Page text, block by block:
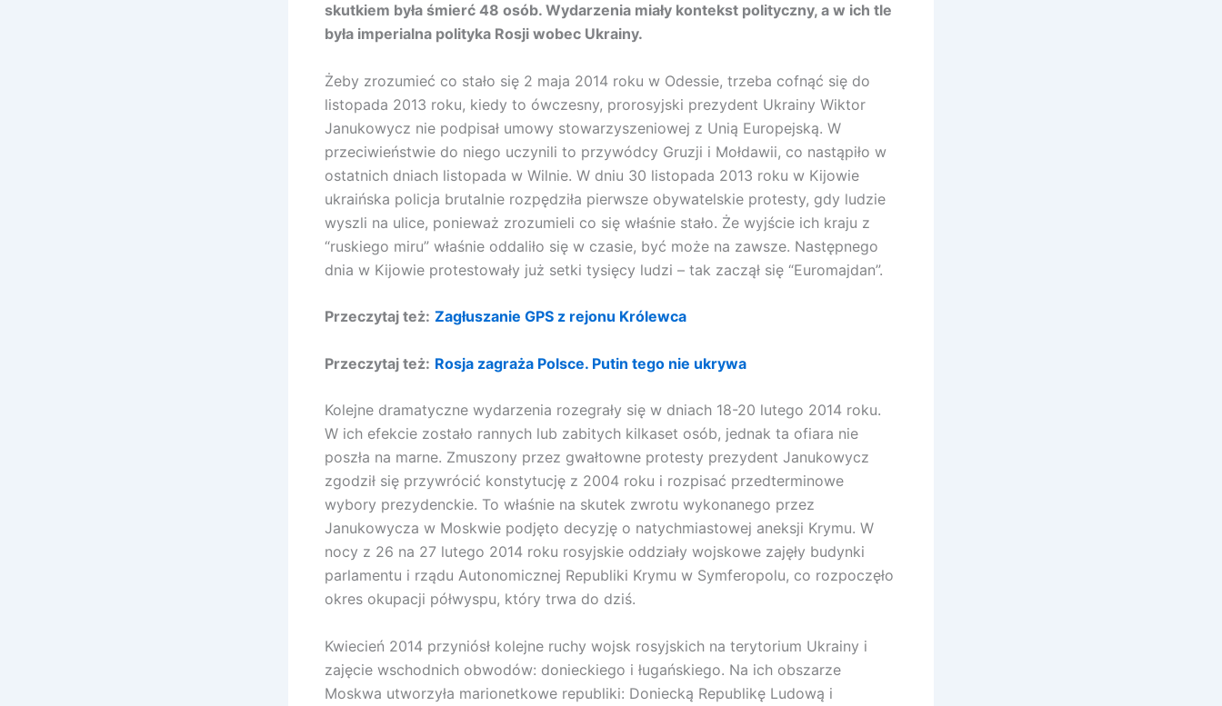
skutkiem była śmierć 48 osób. Wydarzenia miały kontekst polityczny, a w ich tle
była imperialna polityka Rosji wobec Ukrainy.
Żeby zrozumieć co stało się 2 maja 2014 roku w Odessie, trzeba cofnąć się do
listopada 2013 roku, kiedy to ówczesny, prorosyjski prezydent Ukrainy Wiktor
Janukowycz nie podpisał umowy stowarzyszeniowej z Unią Europejską. W
przeciwieństwie do niego uczynili to przywódcy Gruzji i Mołdawii, co nastąpiło w
ostatnich dniach listopada w Wilnie. W dniu 30 listopada 2013 roku w Kijowie
ukraińska policja brutalnie rozpędziła pierwsze obywatelskie protesty, gdy ludzie
wyszli na ulice, ponieważ zrozumieli co się właśnie stało. Że wyjście ich kraju z
“ruskiego miru” właśnie oddaliło się w czasie, być może na zawsze. Następnego
dnia w Kijowie protestowały już setki tysięcy ludzi – tak zaczął się “Euromajdan”.
Przeczytaj też: Zagłuszanie GPS z rejonu Królewca
Przeczytaj też: Rosja zagraża Polsce. Putin tego nie ukrywa
Kolejne dramatyczne wydarzenia rozegrały się w dniach 18-20 lutego 2014 roku.
W ich efekcie zostało rannych lub zabitych kilkaset osób, jednak ta ofiara nie
poszła na marne. Zmuszony przez gwałtowne protesty prezydent Janukowycz
zgodził się przywrócić konstytucję z 2004 roku i rozpisać przedterminowe
wybory prezydenckie. To właśnie na skutek zwrotu wykonanego przez
Janukowycza w Moskwie podjęto decyzję o natychmiastowej aneksji Krymu. W
nocy z 26 na 27 lutego 2014 roku rosyjskie oddziały wojskowe zajęły budynki
parlamentu i rządu Autonomicznej Republiki Krymu w Symferopolu, co rozpoczęło
okres okupacji półwyspu, który trwa do dziś.
Kwiecień 2014 przyniósł kolejne ruchy wojsk rosyjskich na terytorium Ukrainy i
zajęcie wschodnich obwodów: donieckiego i ługańskiego. Na ich obszarze
Moskwa utworzyła marionetkowe republiki: Doniecką Republikę Ludową i